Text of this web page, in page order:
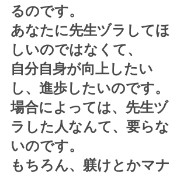
るのです。
あなたに先生ヅラしてほ
しいのではなくて、
自分自身が向上したい
し、進歩したいのです。
場合によっては、先生ヅ
ラした人なんて、要らな
いのです。
もちろん、躾けとかマナ